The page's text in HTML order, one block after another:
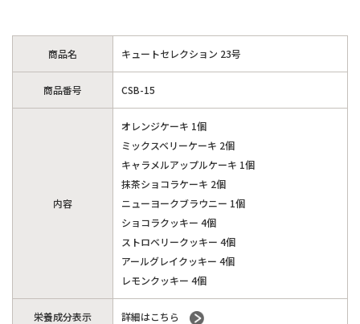
商品名 キュートセレクション 23号
商品番号 CSB-15
内容
オレンジケーキ 1個
ミックスベリーケーキ 2個
キャラメルアップルケーキ 1個
抹茶ショコラケーキ 2個
ニューヨークブラウニー 1個
ショコラクッキー 4個
ストロベリークッキー 4個
アールグレイクッキー 4個
レモンクッキー 4個
栄養成分表示 詳細はこちら